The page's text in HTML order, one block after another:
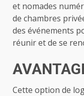
et nomades
de chambres
des événements
réunir et de se
Cette option de